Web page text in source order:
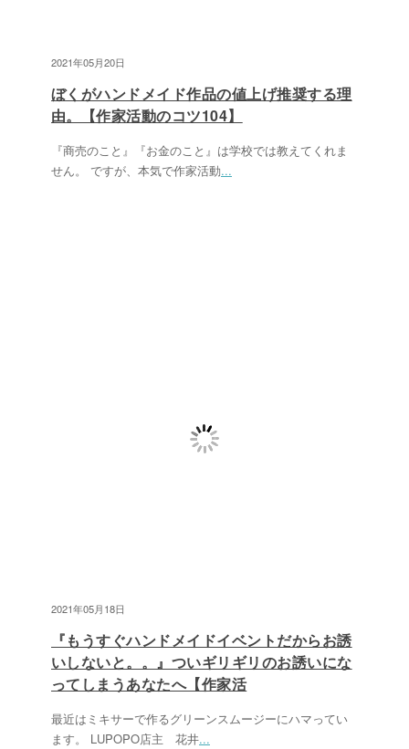
2021年05月20日
ぼくがハンドメイド作品の値上げ推奨する理
由。【作家活動のコツ104】
『商売のこと』『お金のこと』は学校では教えてくれま
せん。 ですが、本気で作家活動...
2021年05月18日
『もうすぐハンドメイドイベントだからお誘
いしないと。。』ついギリギリのお誘いにな
ってしまうあなたへ【作家活
最近はミキサーで作るグリーンスムージーにハマってい
ます。 LUPOPO店主 花井...